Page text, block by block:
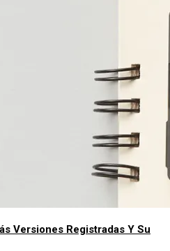
Versiones Registradas Y Su